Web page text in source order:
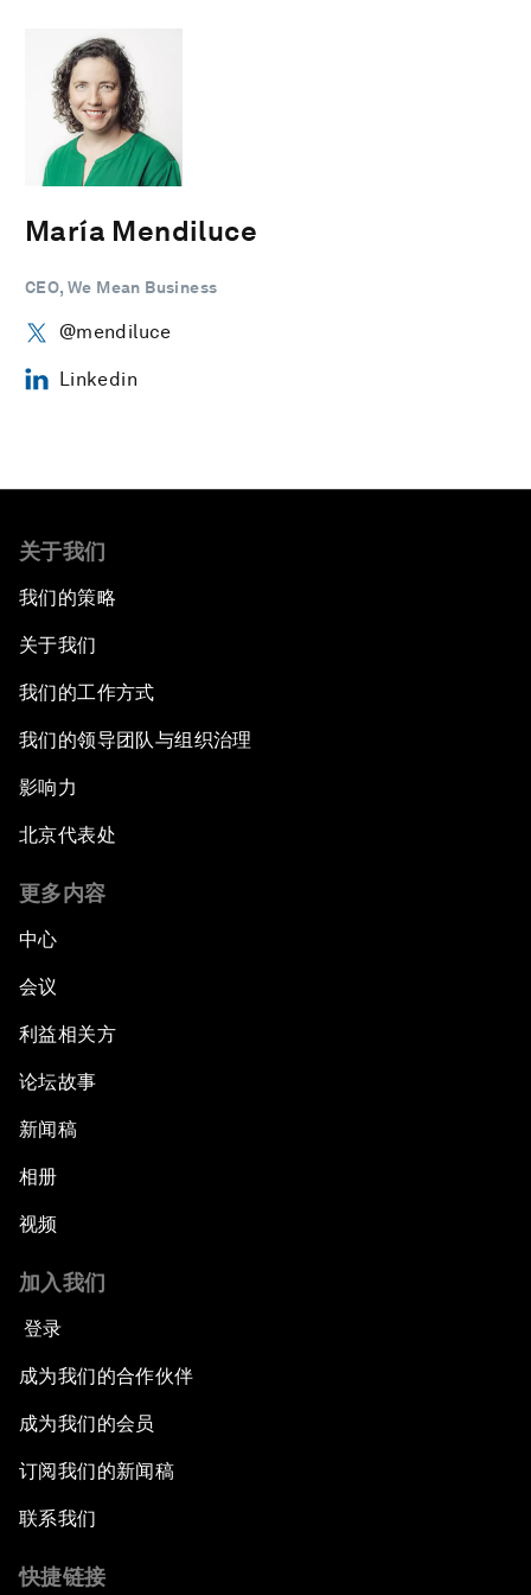
María Mendiluce
CEO, We Mean Business
@mendiluce
Linkedin
关于我们
我们的策略
关于我们
我们的工作方式
我们的领导团队与组织治理
影响力
北京代表处
更多内容
中心
会议
利益相关方
论坛故事
新闻稿
相册
视频
加入我们
登录
成为我们的合作伙伴
成为我们的会员
订阅我们的新闻稿
联系我们
快捷链接